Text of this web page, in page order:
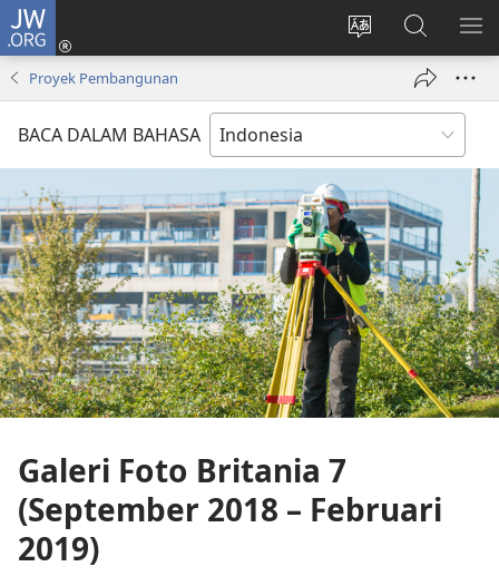
JW.ORG
Ganti
bahasa
Log
window
Cari
di
JW.ORG
Proyek Pembangunan
BACA DALAM BAHASA
Galeri Foto Britania 7
(September 2018 – Februari
2019)